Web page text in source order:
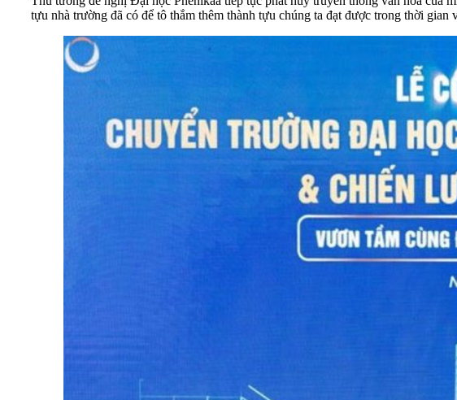
tựu nhà trường đã có để tô thắm thêm thành tựu chúng ta đạt được trong thời